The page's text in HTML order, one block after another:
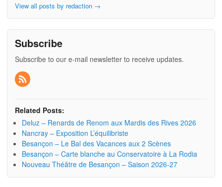
View all posts by redaction →
Subscribe
Subscribe to our e-mail newsletter to receive updates.
Related Posts:
Deluz – Renards de Renom aux Mardis des Rives 2026
Nancray – Exposition L’équilibriste
Besançon – Le Bal des Vacances aux 2 Scènes
Besançon – Carte blanche au Conservatoire à La Rodia
Nouveau Théâtre de Besançon – Saison 2026-27